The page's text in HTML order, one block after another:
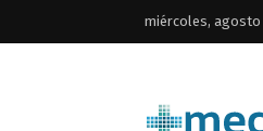
miércoles, agosto